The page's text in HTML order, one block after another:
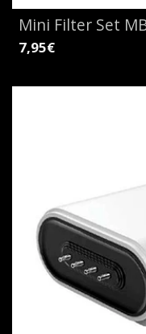
Mini Filter Set
7,95€